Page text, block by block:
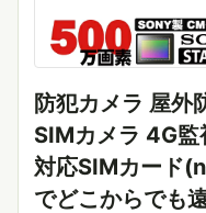
防犯カメラ 屋外
SIMカメラ 4G監
対応SIMカード
でどこからでも